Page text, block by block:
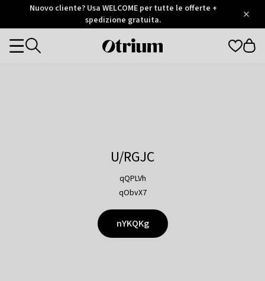
Otrium
Trustpilot
Nuovo cliente? Usa WELCOME per tutte le offerte +
spedizione gratuita.
Otrium
Categories
U/RGJC
qQPLVh
qObvX7
nYKQKg